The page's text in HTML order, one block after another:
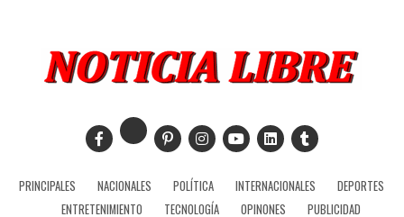
PRINCIPALES NACIONALES POLÍTICA INTERNACIONALES
DEPORTES
ENTRETENIMIENTO
TECNOLOGÍA OPINONES PUBLICIDAD